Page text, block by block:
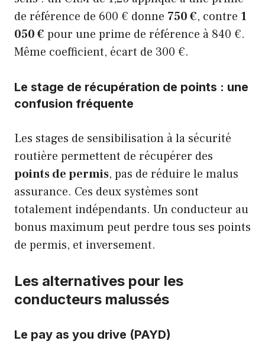
de référence de 600 € donne 750 €, contre 1
050 € pour une prime de référence à 840 €.
Même coefficient, écart de 300 €.
Le stage de récupération de points : une
confusion fréquente
Les stages de sensibilisation à la sécurité
routière permettent de récupérer des
points de permis, pas de réduire le malus
assurance. Ces deux systèmes sont
totalement indépendants. Un conducteur au
bonus maximum peut perdre tous ses points
de permis, et inversement.
Les alternatives pour les
conducteurs malussés
Le pay as you drive (PAYD)